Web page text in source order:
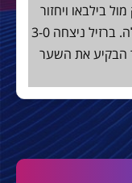
בילבאו ויחזור
לברצלונה עוד לפני המשחק נגד וונצואלה. ברזיל ניצחה 3-0
הבקיע את השער